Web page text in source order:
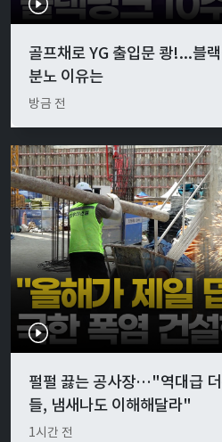
골프채로 YG 출입문 쾅!...블
분노 이유는
방금 전
펄펄 끓는 공사장…"역대급
들, 냄새나도 이해해달라"
1시간 전